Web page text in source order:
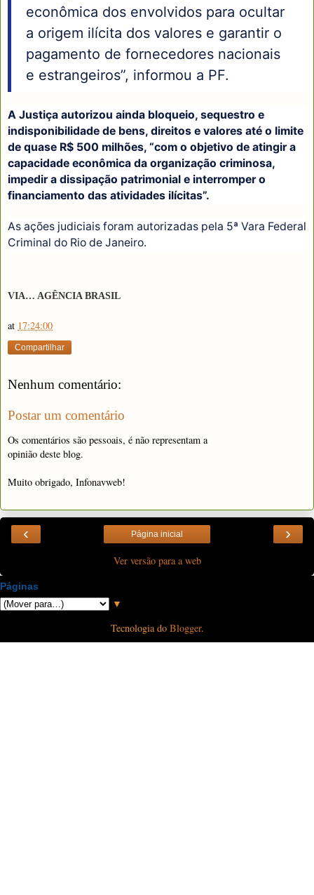
econômica dos envolvidos para ocultar
a origem ilícita dos valores e garantir o
pagamento de fornecedores nacionais
e estrangeiros”, informou a PF.
A Justiça autorizou ainda bloqueio, sequestro e
indisponibilidade de bens, direitos e valores até o limite
de quase R$ 500 milhões, “com o objetivo de atingir a
capacidade econômica da organização criminosa,
impedir a dissipação patrimonial e interromper o
financiamento das atividades ilícitas”.
As ações judiciais foram autorizadas pela 5ª Vara Federal
Criminal do Rio de Janeiro.
VIA… AGÊNCIA BRASIL
at 17:24:00
Compartilhar
Nenhum comentário:
Postar um comentário
Os comentários são pessoais, é não representam a
opinião deste blog.
Muito obrigado, Infonavweb!
‹ ›
Página inicial
Ver versão para a web
Páginas
▼
Tecnologia do Blogger.